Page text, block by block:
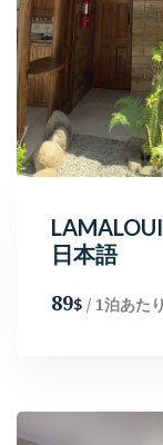
日本語
89$ / 1泊あたり